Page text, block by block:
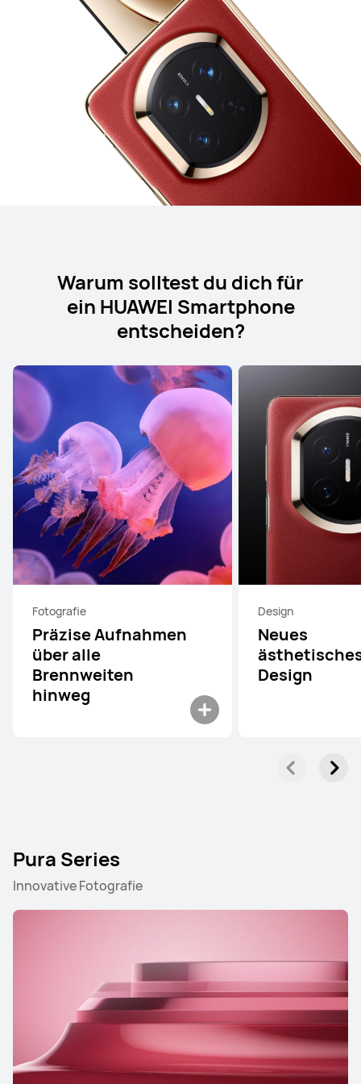
Warum solltest du dich für
ein HUAWEI Smartphone
entscheiden?
Fotografie
Präzise Aufnahmen
über alle
Brennweiten
hinweg
Design
Neues
Design
Pura Series
Innovative Fotografie